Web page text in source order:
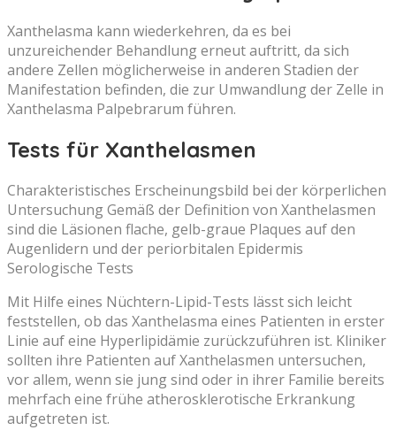
Xanthelasma kann wiederkehren, da es bei
unzureichender Behandlung erneut auftritt, da sich
andere Zellen möglicherweise in anderen Stadien der
Manifestation befinden, die zur Umwandlung der Zelle in
Xanthelasma Palpebrarum führen.
Tests für Xanthelasmen
Charakteristisches Erscheinungsbild bei der körperlichen
Untersuchung Gemäß der Definition von Xanthelasmen
sind die Läsionen flache, gelb-graue Plaques auf den
Augenlidern und der periorbitalen Epidermis
Serologische Tests
Mit Hilfe eines Nüchtern-Lipid-Tests lässt sich leicht
feststellen, ob das Xanthelasma eines Patienten in erster
Linie auf eine Hyperlipidämie zurückzuführen ist. Kliniker
sollten ihre Patienten auf Xanthelasmen untersuchen,
vor allem, wenn sie jung sind oder in ihrer Familie bereits
mehrfach eine frühe atherosklerotische Erkrankung
aufgetreten ist.